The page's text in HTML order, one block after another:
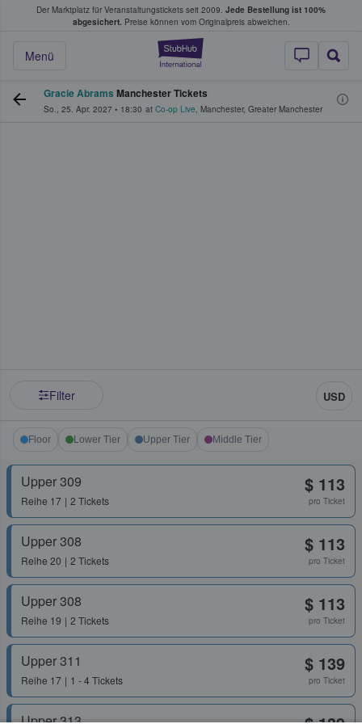
Der Marktplatz für Veranstaltungstickets seit 2009. Jede Bestellung ist 100%
abgesichert. Preise können vom Originalpreis abweichen.
StubHub - Wo
Menü
Tickets kaufen & verkaufen
Gracie Abrams Manchester Tickets
So., 25. Apr. 2027 • 18:30 at Co-op Live, Manchester, Greater Manchester
Filter USD
Floor Lower Tier Upper Tier Middle Tier
Upper 309
Reihe 17 2 Tickets
$ 113
pro Ticket
Upper 308
Reihe 20 2 Tickets
$ 113
pro Ticket
Upper 308
Reihe 19 2 Tickets
$ 113
pro Ticket
Upper 311
Reihe 17 1 - 4 Tickets
$ 139
pro Ticket